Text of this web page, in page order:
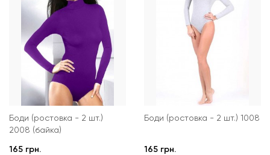
Боди (ростовка - 2 шт.)
2008 (байка)
165 грн.
Боди (ростовка - 2 шт.) 1008
165 грн.